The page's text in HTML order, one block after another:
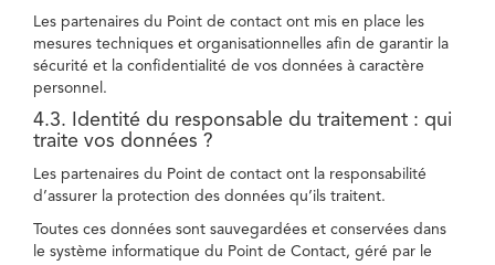
Les partenaires du Point de contact ont mis en place les
mesures techniques et organisationnelles afin de garantir la
sécurité et la confidentialité de vos données à caractère
personnel.
4.3. Identité du responsable du traitement : qui
traite vos données ?
Les partenaires du Point de contact ont la responsabilité
d’assurer la protection des données qu’ils traitent.
Toutes ces données sont sauvegardées et conservées dans
le système informatique du Point de Contact, géré par le